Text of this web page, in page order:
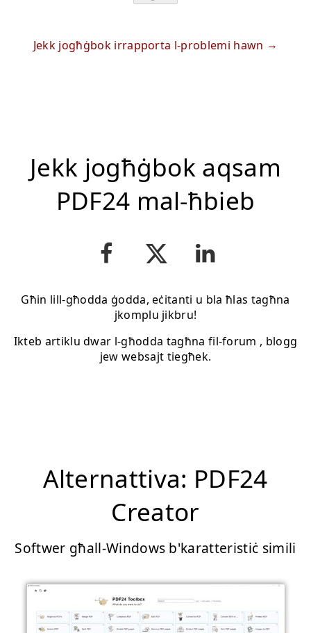
Jekk jogħġbok irrapporta l-problemi hawn
Jekk jogħġbok aqsam
PDF24 mal-ħbieb
Għin lill-għodda ġodda, eċitanti u bla ħlas tagħna
jkomplu jikbru!
Ikteb artiklu dwar l-għodda tagħna fil-forum , blogg
jew websajt tiegħek.
Alternattiva: PDF24
Creator
Softwer għall-Windows b'karatteristiċ simili